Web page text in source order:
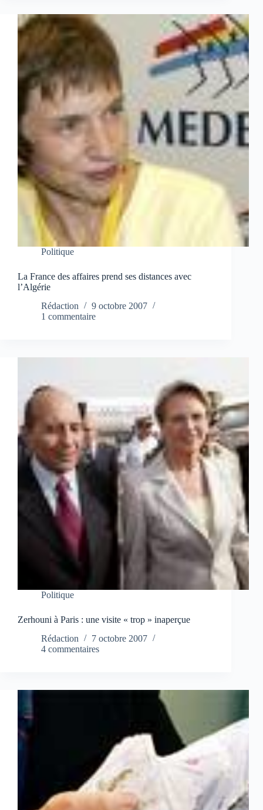
Politique
La France des affaires prend ses distances avec
l’Algérie
Rédaction
9 octobre 2007
1 commentaire
Politique
Zerhouni à Paris : une visite « trop » inaperçue
Rédaction
7 octobre 2007
4 commentaires